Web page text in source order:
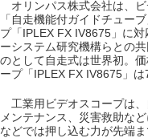
オリンパス株式会社は、
「自走機能付ガイドチュー
プ「IPLEX FX IV8675」に
ーシステム研究機構らとの
のとして自走式は世界初。
ープ「IPLEX FX IV8675」は
工業用ビデオスコープは
メンテナンス、災害救助な
などでは押し込む力が先端